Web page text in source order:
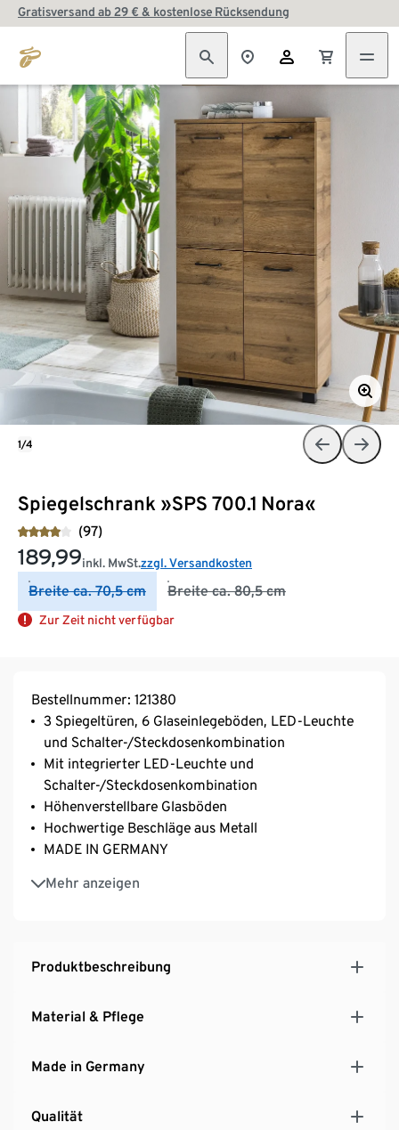
Gratisversand ab 29 € & kostenlose Rücksendung
Spiegelschrank »SPS 700.1 Nora«
(97)
189,99inkl. MwSt.zzgl. Versandkosten
Breite ca. 70,5 cm Breite ca. 80,5 cm
Zur Zeit nicht verfügbar
1/4
Bestellnummer: 121380
3 Spiegeltüren, 6 Glaseinlegeböden, LED-Leuchte
und Schalter-/Steckdosenkombination
Mit integrierter LED-Leuchte und
Schalter-/Steckdosenkombination
Höhenverstellbare Glasböden
Hochwertige Beschläge aus Metall
MADE IN GERMANY
Mehr anzeigen
Hersteller: Schildmeyer
Produktbeschreibung
Material & Pflege
Made in Germany
Qualität